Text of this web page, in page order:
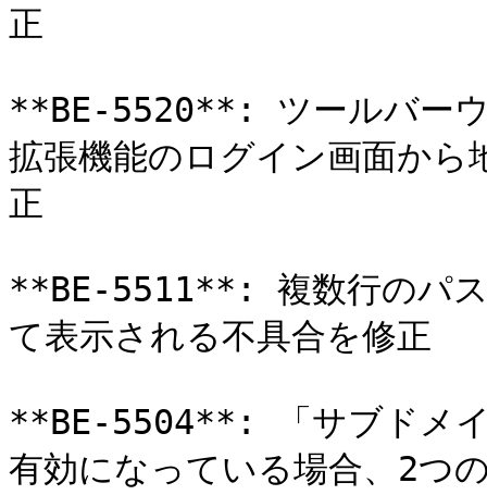
正
**BE-5520**: ツールバーウ
拡張機能のログイン画面から
正
**BE-5511**: 複数行のパス
て表示される不具合を修正
**BE-5504**: 「サブドメイ
有効になっている場合、2つ